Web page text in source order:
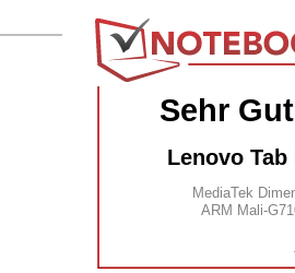
Sehr
Lenovo Tab
MediaTek
ARM Mali-